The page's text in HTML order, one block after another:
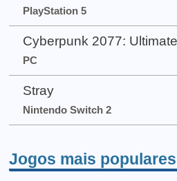
PlayStation 5
Cyberpunk 2077:
PC
Stray
Nintendo Switch 2
Jogos mais populares